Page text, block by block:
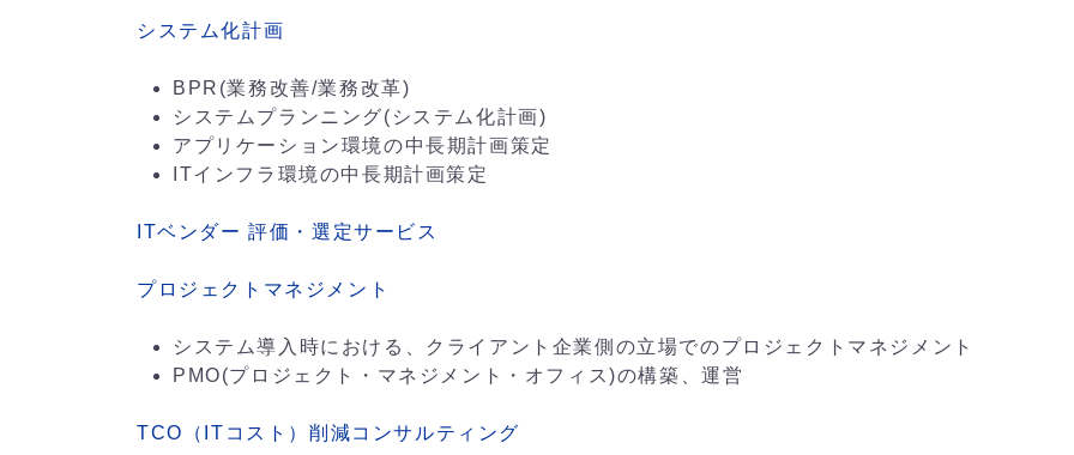
システム化計画
BPR(業務改善/業務改革)
システムプランニング(システム化計画)
アプリケーション環境の中長期計画策定
ITインフラ環境の中長期計画策定
ITベンダー 評価・選定サービス
プロジェクトマネジメント
システム導入時における、クライアント企業側の立場でのプロジェクトマネジメント
PMO(プロジェクト・マネジメント・オフィス)の構築、運営
TCO（ITコスト）削減コンサルティング